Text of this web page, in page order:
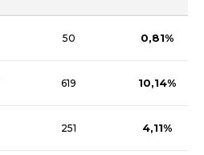
50 0,81%
619 10,14%
251 4,11%